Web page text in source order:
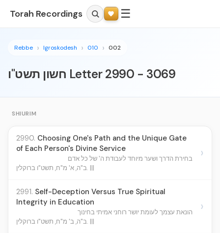
Torah Recordings ☰
Rebbe Igroskodesh 010 002
חשון תשט"ו Letter 2990 - 3069
SHIURIM
2990. Choosing One's Path and the Unique Gate
of Each Person's Divine Service
בחירת הדרך ושער מיוחד לעבודת ה' של כל אדם
ב"ה, א' מ"ח, תשט"ו ברוקלין. |||
›
2991. Self-Deception Versus True Spiritual
Integrity in Education
הונאת עצמך לעומת יושר רוחני אמיתי בחינוך
ב"ה, ב' מ"ח, תשט"ו ברוקלין. |||
›